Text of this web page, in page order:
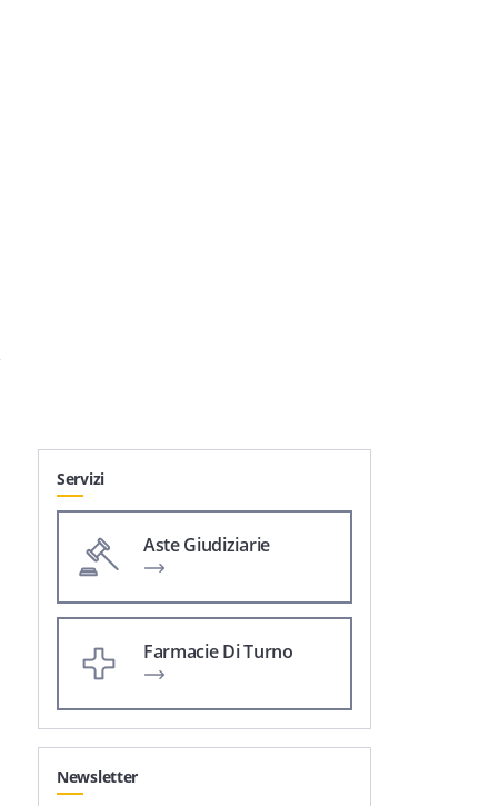
Servizi
Aste Giudiziarie
Farmacie Di Turno
Newsletter